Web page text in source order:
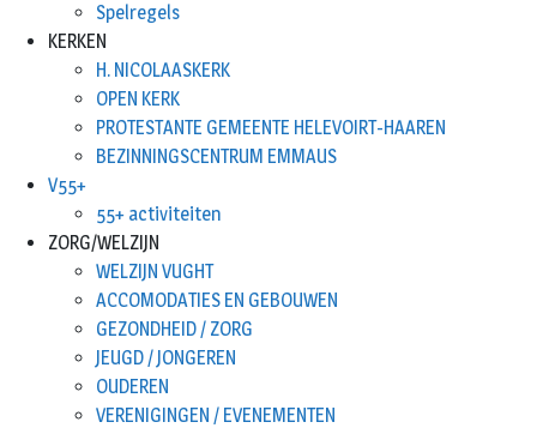
Spelregels
KERKEN
H. NICOLAASKERK
OPEN KERK
PROTESTANTE GEMEENTE HELEVOIRT-HAAREN
BEZINNINGSCENTRUM EMMAUS
V55+
55+ activiteiten
ZORG/WELZIJN
WELZIJN VUGHT
ACCOMODATIES EN GEBOUWEN
GEZONDHEID / ZORG
JEUGD / JONGEREN
OUDEREN
VERENIGINGEN / EVENEMENTEN